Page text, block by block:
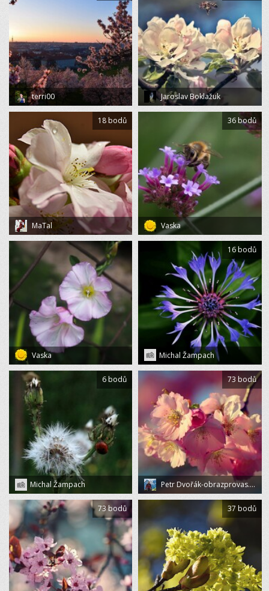
terri00 Jaroslav Boklažuk
MaTal
18 bodů
Vaska
36 bodů
Vaska Michal Žampach
16 bodů
Michal Žampach
6 bodů
Petr Dvořák-obrazprovas.cz
73 bodů
73 bodů 37 bodů